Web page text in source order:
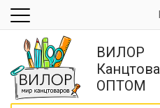
ВИЛОР
ОПТОМ